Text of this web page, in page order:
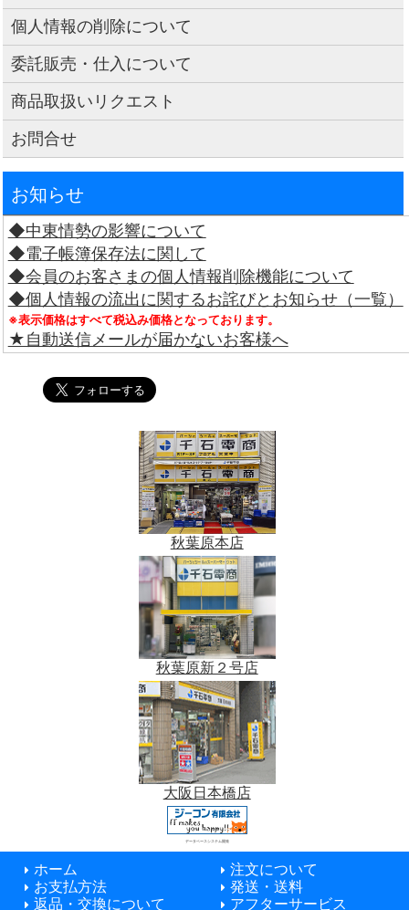
個人情報の削除について
委託販売・仕入について
商品取扱いリクエスト
お問合せ
お知らせ
◆中東情勢の影響について
◆電子帳簿保存法に関して
◆会員のお客さまの個人情報削除機能について
◆個人情報の流出に関するお詫びとお知らせ（一覧）
※表示価格はすべて税込み価格となっております。
★自動送信メールが届かないお客様へ
秋葉原本店
秋葉原新２号店
大阪日本橋店
データベースシステム開発
ホーム
注文について
お支払方法
発送・送料
返品・交換について
アフターサービス